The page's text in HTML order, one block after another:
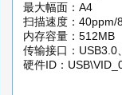
最大幅面：A4
扫描速度：40ppm/
内存容量：512MB
传输接口：USB3.0
硬件ID：